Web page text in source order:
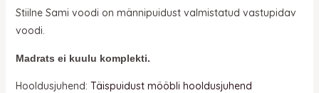
Stiilne Sami voodi on männipuidust valmistatud vastupidav
voodi.
Madrats ei kuulu komplekti.
Hooldusjuhend: Täispuidust mööbli hooldusjuhend